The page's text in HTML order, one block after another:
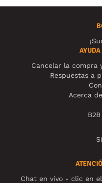
AYUDA
Cancelar la compra
Respuestas a
Acerca
Chat en vivo - clic en